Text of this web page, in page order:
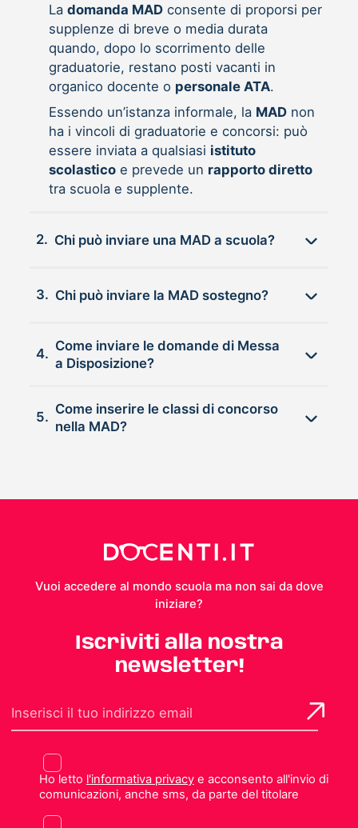
La domanda MADconsente di proporsi per
supplenze di breve o media durata
quando, dopo lo scorrimento delle
graduatorie, restano posti vacanti in
organico docente o personale ATA.
Essendo un’istanza informale, la MADnon
ha i vincoli di graduatorie e concorsi: può
essere inviata a qualsiasi istituto
scolasticoe prevede un rapporto diretto
tra scuola e supplente.
2. Chi può inviare una MAD a scuola?
3. Chi può inviare la MAD sostegno?
4.
Come inviare le domande di Messa
a Disposizione?
5.
Come inserire le classi di concorso
nella MAD?
Vuoi accedere al mondo scuola ma non sai da dove
iniziare?
Iscriviti alla nostra
newsletter!
Ho letto l'informativa privacye acconsento all'invio di
comunicazioni, anche sms, da parte del titolare